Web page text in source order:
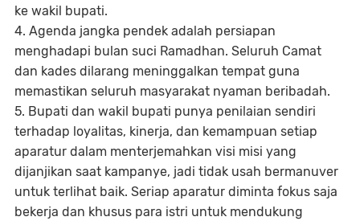
ke wakil bupati.
4. Agenda jangka pendek adalah persiapan
menghadapi bulan suci Ramadhan. Seluruh Camat
dan kades dilarang meninggalkan tempat guna
memastikan seluruh masyarakat nyaman beribadah.
5. Bupati dan wakil bupati punya penilaian sendiri
terhadap loyalitas, kinerja, dan kemampuan setiap
aparatur dalam menterjemahkan visi misi yang
dijanjikan saat kampanye, jadi tidak usah bermanuver
untuk terlihat baik. Seriap aparatur diminta fokus saja
bekerja dan khusus para istri untuk mendukung